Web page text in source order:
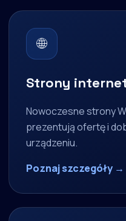
🌐
Strony
Nowoczesne strony
prezentują ofertę i
urządzeniu.
Poznaj szczegóły →